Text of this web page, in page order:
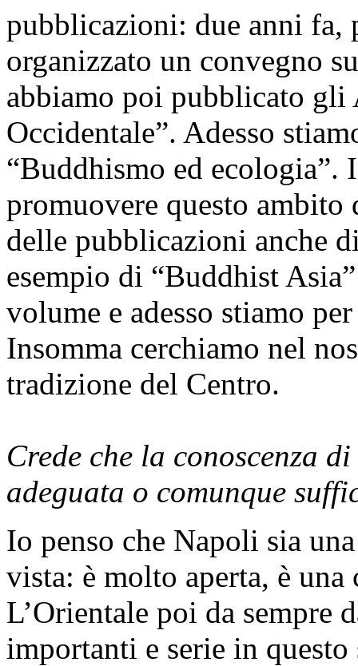
pubblicazioni: due anni fa,
organizzato un convegno
abbiamo poi pubblicato gli
Occidentale”. Adesso
“Buddhismo ed ecologia”.
promuovere questo
delle pubblicazioni anche
esempio di “Buddhist
volume e adesso stiamo
Insomma cerchiamo nel
tradizione del Centro.
Crede che la conoscenza
adeguata o comunque
Io penso che Napoli sia
vista: è molto aperta, è
L’Orientale poi da sempre
importanti e serie in questo